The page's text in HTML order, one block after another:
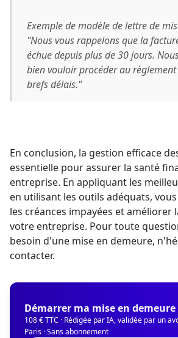
Exemple de modèle de lettre de
"Nous vous rappelons que la
échue depuis plus de 30 jours.
bien vouloir procéder au
brefs délais."
En conclusion, la gestion efficace
essentielle pour assurer la santé
entreprise. En appliquant les
en utilisant les outils adéquats,
les créances impayées et améliorer
votre entreprise. Pour toute
besoin d'une mise en demeure,
contacter.
Démarrer ma mise en demeure
108 € TTC · Rédigée par IA, validée par un
Paris · Sans abonnement